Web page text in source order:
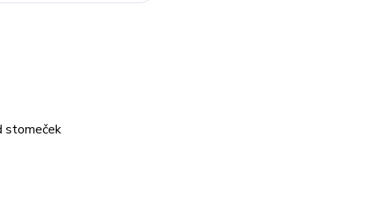
stomeček